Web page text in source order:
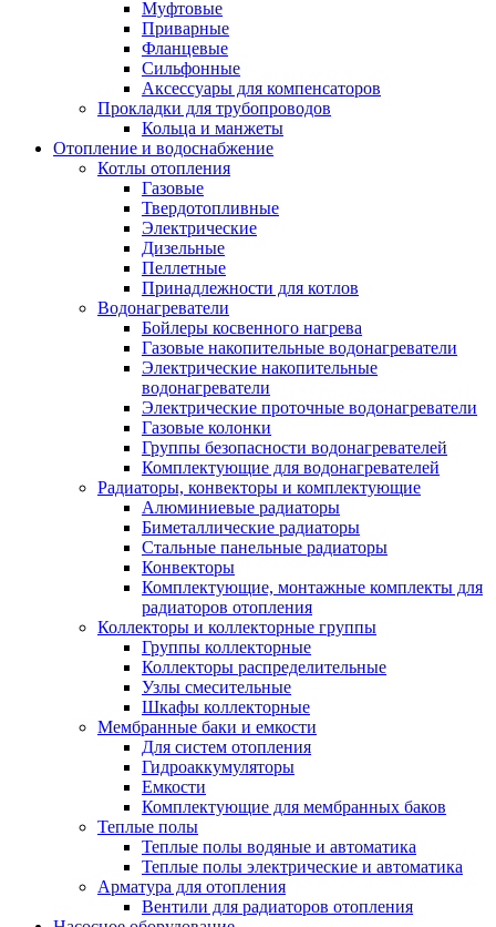
Муфтовые
Приварные
Фланцевые
Сильфонные
Аксессуары для компенсаторов
Прокладки для трубопроводов
Кольца и манжеты
Отопление и водоснабжение
Котлы отопления
Газовые
Твердотопливные
Электрические
Дизельные
Пеллетные
Принадлежности для котлов
Водонагреватели
Бойлеры косвенного нагрева
Газовые накопительные водонагреватели
Электрические накопительные
водонагреватели
Электрические проточные водонагреватели
Газовые колонки
Группы безопасности водонагревателей
Комплектующие для водонагревателей
Радиаторы, конвекторы и комплектующие
Алюминиевые радиаторы
Биметаллические радиаторы
Стальные панельные радиаторы
Конвекторы
Комплектующие, монтажные комплекты для
радиаторов отопления
Коллекторы и коллекторные группы
Группы коллекторные
Коллекторы распределительные
Узлы смесительные
Шкафы коллекторные
Мембранные баки и емкости
Для систем отопления
Гидроаккумуляторы
Емкости
Комплектующие для мембранных баков
Теплые полы
Теплые полы водяные и автоматика
Теплые полы электрические и автоматика
Арматура для отопления
Вентили для радиаторов отопления